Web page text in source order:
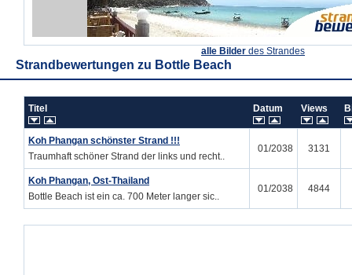
alle Bilder des Strandes
Strandbewertungen zu Bottle Beach
Titel Datum Views
Koh Phangan schönster Strand !!!
Traumhaft schöner Strand der links und recht..
01/2038 3131
Koh Phangan, Ost-Thailand
Bottle Beach ist ein ca. 700 Meter langer sic..
01/2038 4844